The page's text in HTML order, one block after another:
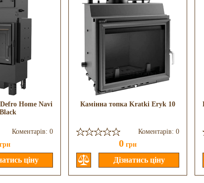
Home Navi
Коментарів: 0
грн
Камінна топка Kratki Eryk 10
Коментарів: 0
0 грн